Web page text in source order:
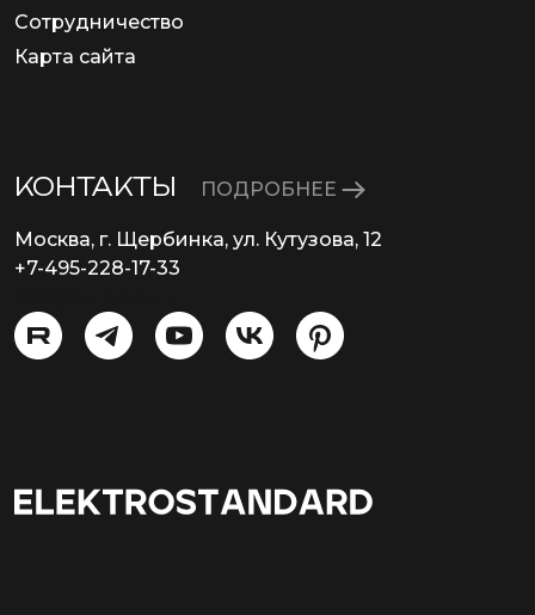
Сотрудничество
Карта сайта
КОНТАКТЫ ПОДРОБНЕЕ
Москва, г. Щербинка, ул. Кутузова, 12
+7-495-228-17-33